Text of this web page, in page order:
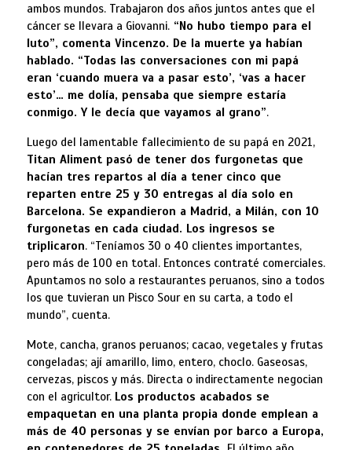
ambos mundos. Trabajaron dos años juntos antes que el
cáncer se llevara a Giovanni.“No hubo tiempo para el
luto”, comenta Vincenzo. De la muerte ya habían
hablado. “Todas las conversaciones con mi papá
eran ‘cuando muera va a pasar esto’, ‘vas a hacer
esto’… me dolía, pensaba que siempre estaría
conmigo. Y le decía que vayamos al grano”.
Luego del lamentable fallecimiento de su papá en 2021,
Titan Aliment pasó de tener dos furgonetas que
hacían tres repartos al día a tener cinco que
reparten entre 25 y 30 entregas al día solo en
Barcelona. Se expandieron a Madrid, a Milán, con 10
furgonetas en cada ciudad. Los ingresos se
triplicaron. “Teníamos 30 o 40 clientes importantes,
pero más de 100 en total. Entonces contraté comerciales.
Apuntamos no solo a restaurantes peruanos, sino a todos
los que tuvieran un Pisco Sour en su carta, a todo el
mundo”, cuenta.
Mote, cancha, granos peruanos; cacao, vegetales y frutas
congeladas; ají amarillo, limo, entero, choclo. Gaseosas,
cervezas, piscos y más. Directa o indirectamente negocian
con el agricultor. Los productos acabados se
empaquetan en una planta propia donde emplean a
más de 40 personas y se envían por barco a Europa,